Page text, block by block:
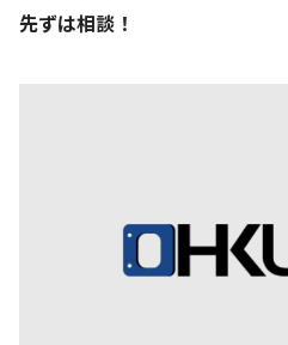
先ずは相談！